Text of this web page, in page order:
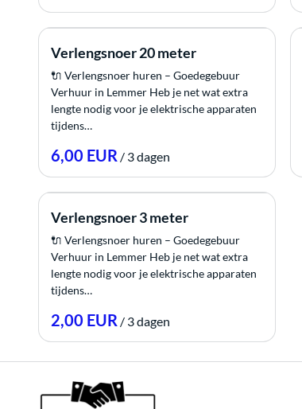
Bruiloft
Spellen
Stroom
Reiniging
voordeelpakketten
Verlengsnoer 20 meter
🔌 Verlengsnoer huren – Goedegebuur
Verhuur in Lemmer Heb je net wat extra
lengte nodig voor je elektrische apparaten
tijdens…
/
Verlengsnoer 3 meter
🔌 Verlengsnoer huren – Goedegebuur
Verhuur in Lemmer Heb je net wat extra
lengte nodig voor je elektrische apparaten
tijdens…
/